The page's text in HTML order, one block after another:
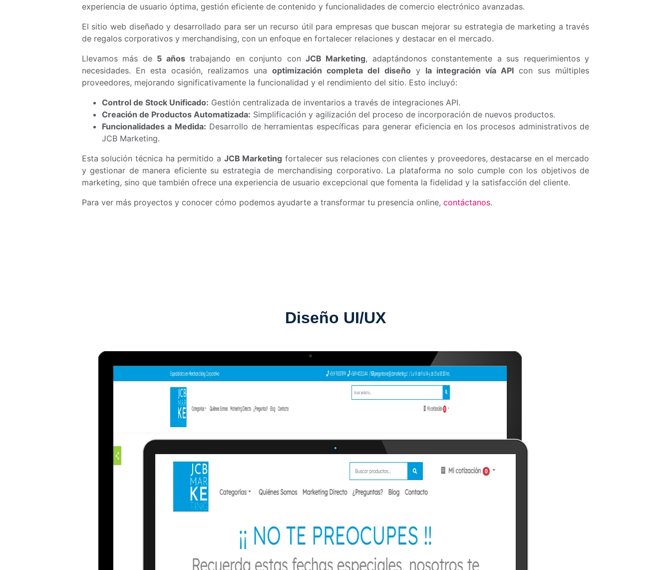
experiencia de usuario óptima, gestión eficiente de contenido y funcionalidades de comercio electrónico avanzadas.
El sitio web diseñado y desarrollado para ser un recurso útil para empresas que buscan mejorar su estrategia de marketing a través
de regalos corporativos y merchandising, con un enfoque en fortalecer relaciones y destacar en el mercado.
Llevamos más de 5 añostrabajando en conjunto con JCB Marketing, adaptándonos constantemente a sus requerimientos y
necesidades. En esta ocasión, realizamos unaoptimización completa del diseñoy la integración vía API con sus múltiples
proveedores, mejorando significativamente la funcionalidad y el rendimiento del sitio. Esto incluyó:
Control de Stock Unificado: Gestión centralizada de inventarios a través de integraciones API.
Creación de Productos Automatizada: Simplificación y agilización del proceso de incorporación de nuevos productos.
Funcionalidades a Medida: Desarrollo de herramientas específicas para generar eficiencia en los procesos administrativos de
JCB Marketing.
Esta solución técnica ha permitido a JCB Marketing fortalecer sus relaciones con clientes y proveedores, destacarse en el mercado
y gestionar de manera eficiente su estrategia de merchandising corporativo. La plataforma no solo cumple con los objetivos de
marketing, sino que también ofrece una experiencia de usuario excepcional que fomenta la fidelidad y la satisfacción del cliente.
Para ver más proyectos y conocer cómo podemos ayudarte a transformar tu presencia online, contáctanos.
Diseño UI/UX